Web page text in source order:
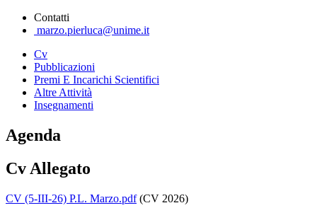
Contatti
marzo.pierluca@unime.it
Cv
Pubblicazioni
Premi E Incarichi Scientifici
Altre Attività
Insegnamenti
Agenda
Cv Allegato
CV (5-III-26) P.L. Marzo.pdf(CV 2026)